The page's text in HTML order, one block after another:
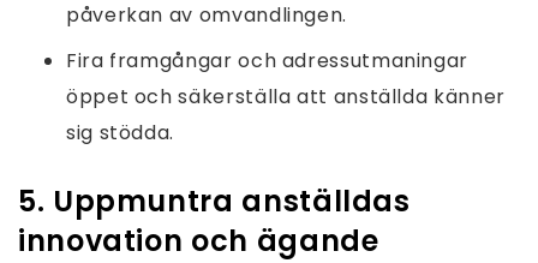
påverkan av omvandlingen.
Fira framgångar och adressutmaningar
öppet och säkerställa att anställda känner
sig stödda.
5. Uppmuntra anställdas
innovation och ägande